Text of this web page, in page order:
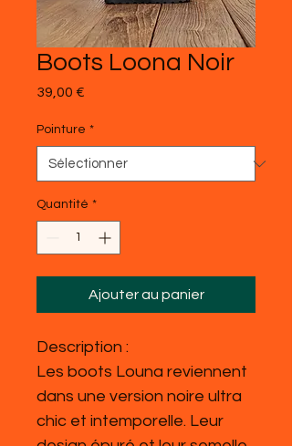
Boots Loona Noir
39,00 €
Pointure *
Quantité *
Ajouter au panier
Description :
Les boots Louna reviennent
dans une version noire ultra
chic et intemporelle. Leur